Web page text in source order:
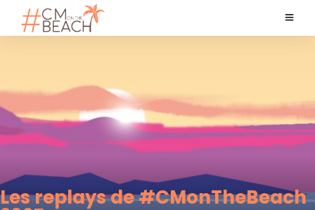
Les replays de #CMonTheBeach